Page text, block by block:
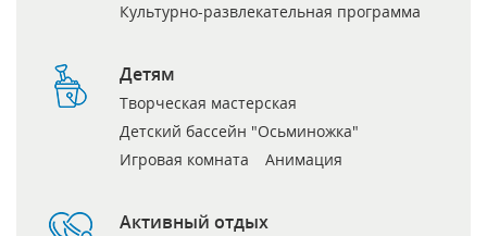
Культурно-развлекательная программа
Детям
Творческая мастерская
Детский бассейн "Осьминожка"
Игровая комната
Анимация
Активный отдых